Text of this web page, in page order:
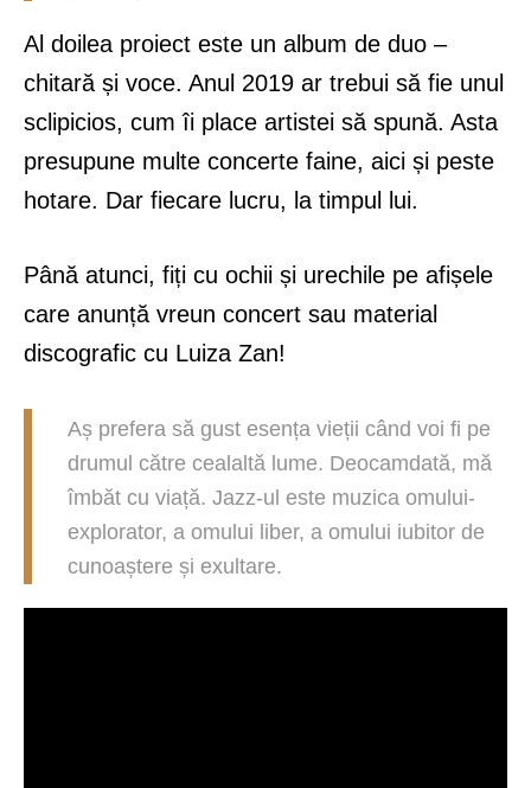
Al doilea proiect este un album de duo –
chitară și voce. Anul 2019 ar trebui să fie unul
sclipicios, cum îi place artistei să spună. Asta
presupune multe concerte faine, aici și peste
hotare. Dar fiecare lucru, la timpul lui.
Până atunci, fiți cu ochii și urechile pe afișele
care anunță vreun concert sau material
discografic cu Luiza Zan!
Aș prefera să gust esența vieții când voi fi pe
drumul către cealaltă lume. Deocamdată, mă
îmbăt cu viață. Jazz-ul este muzica omului-
explorator, a omului liber, a omului iubitor de
cunoaștere și exultare.